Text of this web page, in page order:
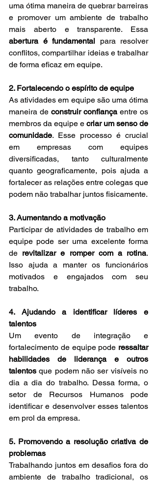
uma ótima maneira de quebrar barreiras
e promover um ambiente de trabalho
abertura é fundamental para resolver
conflitos, compartilhar ideias e trabalhar
de forma eficaz em equipe.
2. Fortalecendo o espírito de equipe
As atividades em equipe são uma ótima
maneira de construir confiança entre os
membros da equipe e criar um senso de
comunidade. Esse processo é crucial
em empresas com equipes
diversificadas, tanto culturalmente
quanto geograficamente, pois ajuda a
fortalecer as relações entre colegas que
podem não trabalhar juntos fisicamente.
3. Aumentando a motivação
Participar de atividades de trabalho em
equipe pode ser uma excelente forma
de revitalizar e romper com a rotina.
Isso ajuda a manter os funcionários
motivados e engajados com seu
trabalho.
4. Ajudando a identificar líderes e
talentos
Um evento de integração e
fortalecimento de equipe pode ressaltar
habilidades de liderança e outros
talentos que podem não ser visíveis no
dia a dia do trabalho. Dessa forma, o
setor de Recursos Humanos pode
identificar e desenvolver esses talentos
em prol da empresa.
5. Promovendo a resolução criativa de
problemas
Trabalhando juntos em desafios fora do
ambiente de trabalho tradicional, os